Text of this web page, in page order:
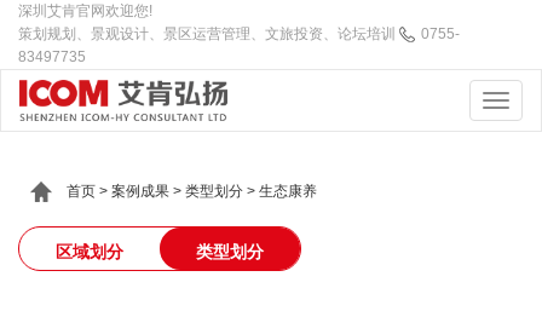
深圳艾肯官网欢迎您!
策划规划、景观设计、景区运营管理、文旅投资、论坛培训
0755-
83497735
首页 > 案例成果 > 类型划分 > 生态康养
区域划分 类型划分